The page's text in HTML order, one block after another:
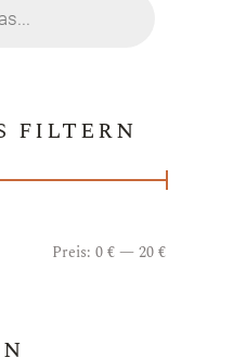
filtern
Preis: 0 €—20 €